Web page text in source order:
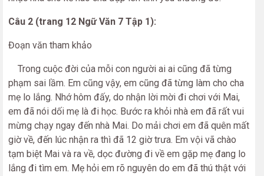
Câu 2 (trang 12 Ngữ Văn 7 Tập 1):
Đoạn văn tham khảo
Trong cuộc đời của mỗi con người ai ai cũng đã từng
phạm sai lầm. Em cũng vậy, em cũng đã từng làm cho cha
mẹ lo lắng. Nhớ hôm đấy, do nhận lời mời đi chơi với Mai,
em đã nói dối mẹ là đi học. Bước ra khỏi nhà em đã rất vui
mừng chạy ngay đến nhà Mai. Do mải chơi em đã quên mất
giờ về, đến lúc nhận ra thì đã 12 giờ trưa. Em vội vã chào
tạm biệt Mai và ra về, dọc đường đi về em gặp mẹ đang lo
lắng đi tìm em. Mẹ hỏi em rõ nguyên do em đã thú thật với